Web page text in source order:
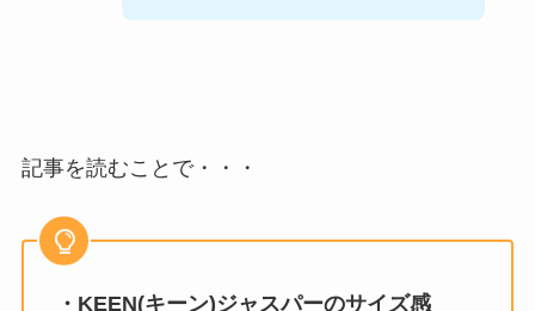
記事を読むことで・・・
・KEEN(キーン)ジャスパーのサイズ感